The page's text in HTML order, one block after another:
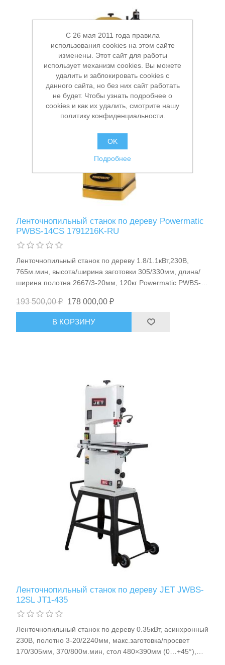
Хранение и переноска инструмента
Средства индивидуальной защиты
Оборудование для автосервиса
Ленточнопильный станок по дереву Powermatic
PWBS-14CS 1791216K-RU
Ленточнопильный станок по дереву 1.8/1.1кВт,230В,
765м.мин, высота/ширина заготовки 305/330мм, длина/
ширина полотна 2667/3-20мм, 120кг Powermatic PWBS-
193 500,00 ₽ 178 000,00 ₽
В КОРЗИНУ
Ленточнопильный станок по дереву JET JWBS-
12SL JT1-435
Ленточнопильный станок по дереву 0.35кВт, асинхронный
230В, полотно 3-20/2240мм, макс.заготовка/просвет
170/305мм, 370/800м.мин, стол 480×390мм (0…+45°),
C 26 мая 2011 года правила
использования cookies на этом сайте
изменены. Этот сайт для работы
использует механизм cookies. Вы можете
удалить и заблокировать cookies с
данного сайта, но без них сайт работать
не будет. Чтобы узнать подробнее о
cookies и как их удалить, смотрите нашу
политику конфиденциальности.
OK
Подробнее